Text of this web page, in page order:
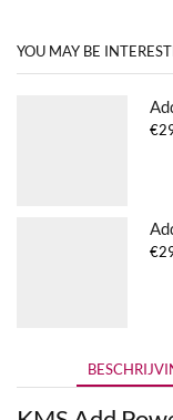
YOU MAY BE
€
€